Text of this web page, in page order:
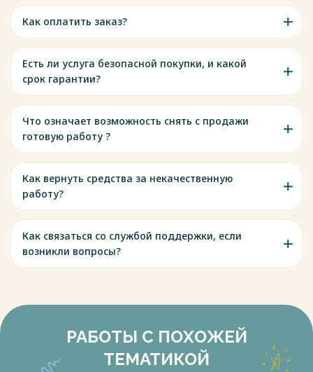
Как оплатить заказ?
Есть ли услуга безопасной покупки, и какой
срок гарантии?
Что означает возможность снять с продажи
готовую работу ?
Как вернуть средства за некачественную
работу?
Как связаться со службой поддержки, если
возникли вопросы?
РАБОТЫ С ПОХОЖЕЙ
ТЕМАТИКОЙ